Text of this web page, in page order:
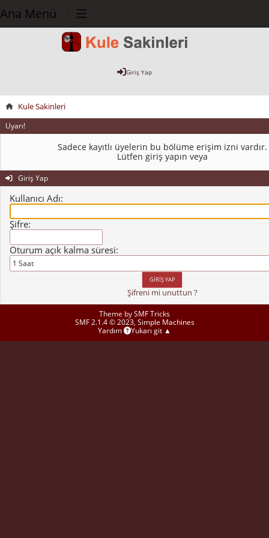
Ana Menü
Giriş Yap
Kule Sakinleri
Uyarı!
Sadece kayıtlı üyelerin bu bölüme erişim izni vardır.
Lütfen giriş yapın veya
Giriş Yap
Kullanıcı Adı:
Şifre:
Oturum açık kalma süresi:
Şifreni mi unuttun ?
Theme bySMF Tricks
SMF 2.1.4 © 2023, Simple Machines
Yardım
Yukarı git ▲